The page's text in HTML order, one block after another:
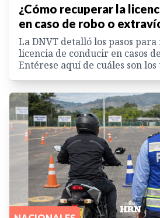
¿Cómo recuperar la
en caso de robo o
La DNVT detalló los pasos
licencia de conducir en casos
Entérese aquí de cuáles son